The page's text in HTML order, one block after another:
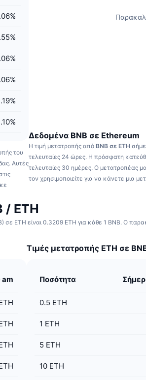
%
%
%
%
%
%
του
Αυτές
Δεδομένα BNB σε Ethereum
Η τιμή μετατροπής από BNB σε ETH
τελευταίες 24 ώρες. Η πρόσφατη
τελευταίες 30 ημέρες. Ο μετατροπέας
τον χρησιμοποιείτε για να κάνετε μια
/ ETH
ETH είναι 0.3209 ETH για κάθε 1 BNB. Ο
am
Τιμές μετατροπής ETH σε
Ποσότητα
0.5 ETH
1 ETH
5 ETH
10 ETH